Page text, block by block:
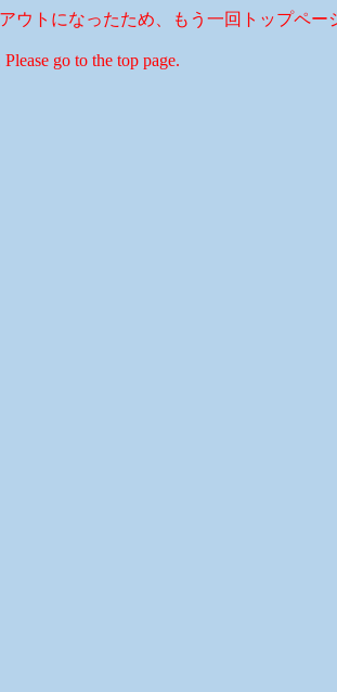
ウトになったため、もう一回トップペー
go to the top page.